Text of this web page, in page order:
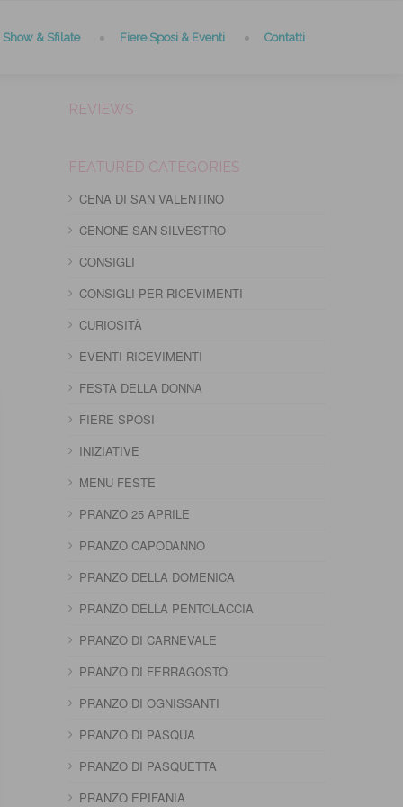
& Sfilate Fiere Sposi & Eventi Contatti
REVIEWS
FEATURED CATEGORIES
CENA DI SAN VALENTINO
CENONE SAN SILVESTRO
CONSIGLI
CONSIGLI PER RICEVIMENTI
CURIOSITÀ
EVENTI-RICEVIMENTI
FESTA DELLA DONNA
FIERE SPOSI
INIZIATIVE
MENU FESTE
PRANZO 25 APRILE
PRANZO CAPODANNO
PRANZO DELLA DOMENICA
PRANZO DELLA PENTOLACCIA
PRANZO DI CARNEVALE
PRANZO DI FERRAGOSTO
PRANZO DI OGNISSANTI
PRANZO DI PASQUA
PRANZO DI PASQUETTA
PRANZO EPIFANIA